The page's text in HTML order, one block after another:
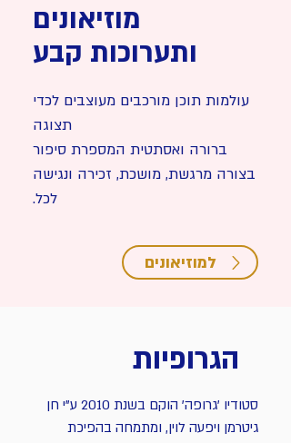
מוזיאונים
ותערוכות קבע
עולמות תוכן מורכבים מעוצבים לכדי
תצוגה
ברורה ואסתטית המספרת סיפור
בצורה מרגשת, מושכת, זכירה ונגישה
לכל.
למוזיאונים
הגרופיות
סטודיו 'גרופה' הוקם בשנת 2010 ע"י חן
גיטרמן ויפעה לוין, ומתמחה בהפיכת